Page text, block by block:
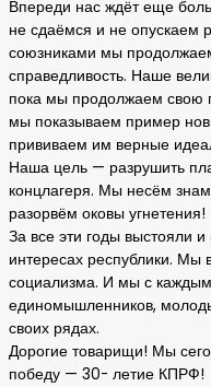
Впереди нас ждёт еще
не сдаёмся и не опускаем
союзниками мы
справедливость. Наше
пока мы продолжаем свою
мы показываем пример
прививаем им верные
Наша цель — разрушить
концлагеря. Мы несём
разорвём оковы угнетения!
За все эти годы выстояли
интересах республики. Мы
социализма. И мы с
единомышленников,
своих рядах.
Дорогие товарищи! Мы
победу — 30- летие КПРФ!